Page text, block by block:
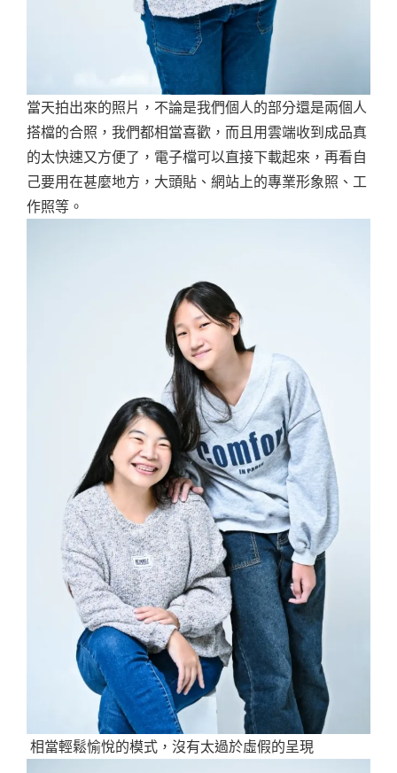
當天拍出來的照片，不論是我們個人的部分還是兩個人
搭檔的合照，我們都相當喜歡，而且用雲端收到成品真
的太快速又方便了，電子檔可以直接下載起來，再看自
己要用在甚麼地方，大頭貼、網站上的專業形象照、工
作照等。
相當輕鬆愉悅的模式，沒有太過於虛假的呈現